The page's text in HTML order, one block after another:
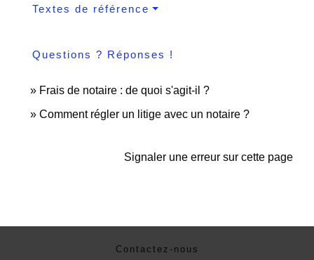
Textes de référence
Questions ? Réponses !
Frais de notaire : de quoi s'agit-il ?
Comment régler un litige avec un notaire ?
Signaler une erreur sur cette page
Contactez-nous